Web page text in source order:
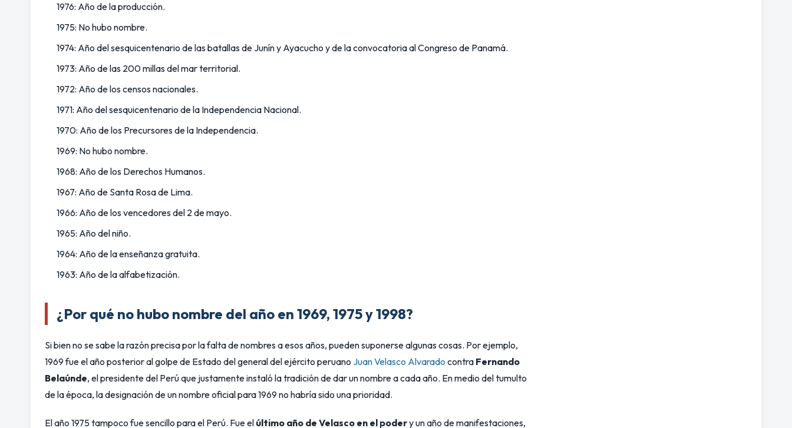
1976: Año de la producción.
1975: No hubo nombre.
1974: Año del sesquicentenario de las batallas de Junín y Ayacucho y de la convocatoria al Congreso de Panamá.
1973: Año de las 200 millas del mar territorial.
1972: Año de los censos nacionales.
1971: Año del sesquicentenario de la Independencia Nacional.
1970: Año de los Precursores de la Independencia.
1969: No hubo nombre.
1968: Año de los Derechos Humanos.
1967: Año de Santa Rosa de Lima.
1966: Año de los vencedores del 2 de mayo.
1965: Año del niño.
1964: Año de la enseñanza gratuita.
1963: Año de la alfabetización.
¿Por qué no hubo nombre del año en 1969, 1975 y 1998?
Si bien no se sabe la razón precisa por la falta de nombres a esos años, pueden suponerse algunas cosas. Por ejemplo,
1969 fue el año posterior al golpe de Estado del general del ejército peruano Juan Velasco Alvarado contra Fernando
Belaúnde, el presidente del Perú que justamente instaló la tradición de dar un nombre a cada año. En medio del tumulto
de la época, la designación de un nombre oficial para 1969 no habría sido una prioridad.
El año 1975 tampoco fue sencillo para el Perú. Fue el último año de Velasco en el podery un año de manifestaciones,